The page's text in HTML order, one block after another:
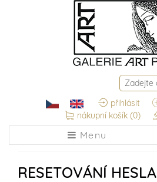
přihlásit
nákupní košík (0)
Menu
RESETOVÁNÍ HESLA